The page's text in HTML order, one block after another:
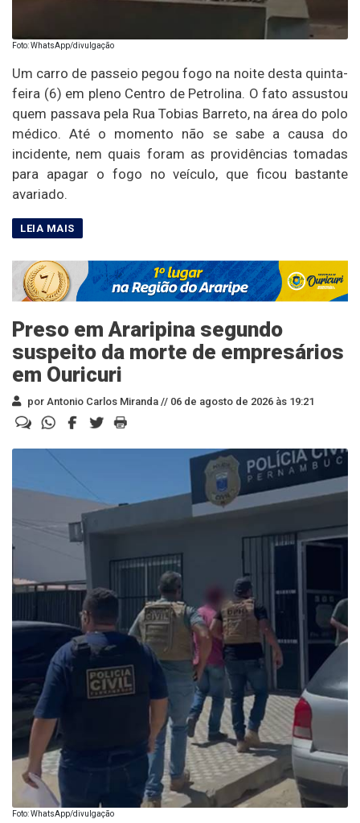
Foto: WhatsApp/divulgação
Um carro de passeio pegou fogo na noite desta quinta-
feira (6) em pleno Centro de Petrolina. O fato assustou
quem passava pela Rua Tobias Barreto, na área do polo
médico. Até o momento não se sabe a causa do
incidente, nem quais foram as providências tomadas
para apagar o fogo no veículo, que ficou bastante
avariado.
Preso em Araripina segundo
suspeito da morte de empresários
em Ouricuri
por Antonio Carlos Miranda // 06 de agosto de 2026 às 19:21
Foto: WhatsApp/divulgação